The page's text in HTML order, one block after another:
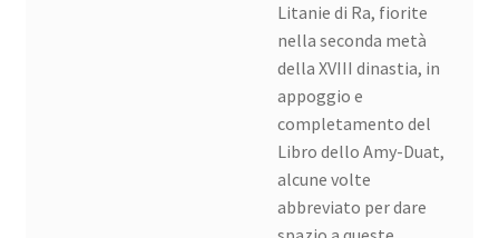
Litanie di Ra, fiorite
nella seconda metà
della XVIII dinastia, in
appoggio e
completamento del
Libro dello Amy-Duat,
alcune volte
abbreviato per dare